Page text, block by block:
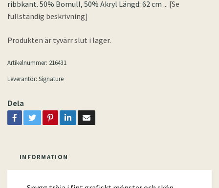
ribbkant. 50% Bomull, 50% Akryl Längd: 62 cm ... [Se
fullständig beskrivning]
Produkten är tyvärr slut i lager.
Artikelnummer: 216431
Leverantör: Signature
Dela
INFORMATION